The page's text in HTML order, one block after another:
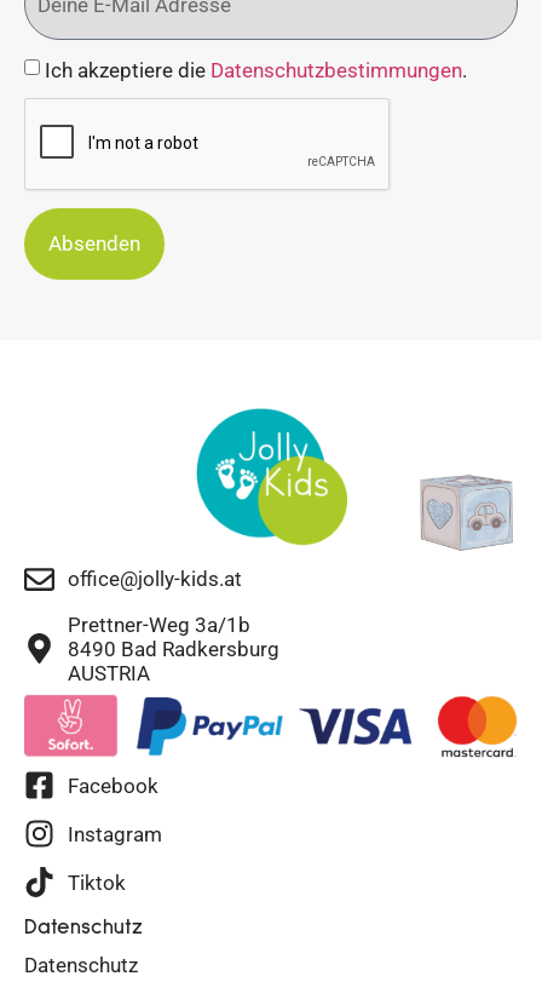
Ich akzeptiere die Datenschutzbestimmungen.
Absenden
office@jolly-kids.at
Prettner-Weg 3a/1b
8490 Bad Radkersburg
AUSTRIA
Facebook
Instagram
Tiktok
Datenschutz
Datenschutz